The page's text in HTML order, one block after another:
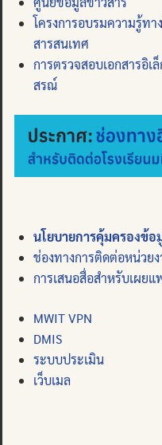
โครงการอบรมความรู้ทา
สารสนเทศ
การตรวจสอบเอกสารอิเ
สรณ์
นโยบายการคุ้มครองข้
ช่องทางการติดต่อหน่วย
การเสนอสื่อสำหรับเผย
MWIT VPN
DMIS
ระบบประเมิน
เว็บเมล